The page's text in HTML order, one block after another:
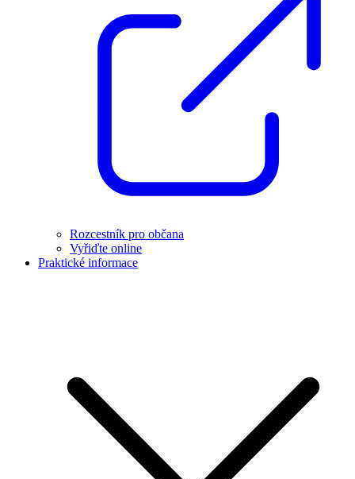
Rozcestník pro občana
Vyřiďte online
Praktické informace